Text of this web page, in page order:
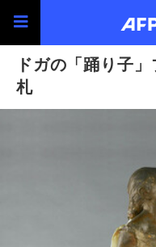
ドガの「踊り子
札